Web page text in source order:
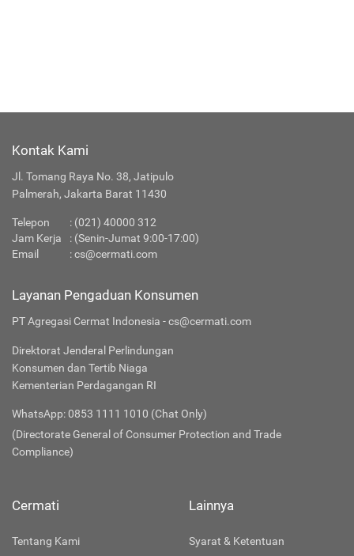
Kontak Kami
Jl. Tomang Raya No. 38, Jatipulo
Palmerah, Jakarta Barat 11430
Telepon : (021) 40000 312
Jam Kerja
: (Senin-Jumat 9:00-17:00)
Email
:cs@cermati.com
Layanan Pengaduan Konsumen
PT Agregasi Cermat Indonesia - cs@cermati.com
Direktorat Jenderal Perlindungan
Konsumen dan Tertib Niaga
Kementerian Perdagangan RI
WhatsApp: 0853 1111 1010 (Chat Only)
(Directorate General of Consumer Protection and Trade
Compliance)
Cermati
Tentang Kami
Lainnya
Syarat & Ketentuan